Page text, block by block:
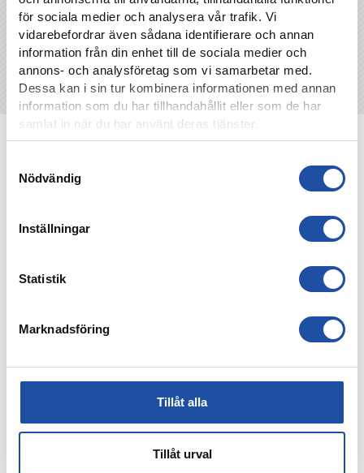
för sociala medier och analysera vår trafik. Vi
vidarebefordrar även sådana identifierare och annan
information från din enhet till de sociala medier och
annons- och analysföretag som vi samarbetar med.
Dessa kan i sin tur kombinera informationen med annan
information som du har tillhandahållit eller som de har
samlat in när du har använt deras tjänster.
Nödvändig
Inställningar
Statistik
Marknadsföring
Tillåt alla
Tillåt urval
NYHETER
4 AUGUSTI, 2026
FARTFYLLD OCH TÄT MATCH I LIGACUPEN – KYLIAN
NÄTADE MOT DJURGÅRDEN